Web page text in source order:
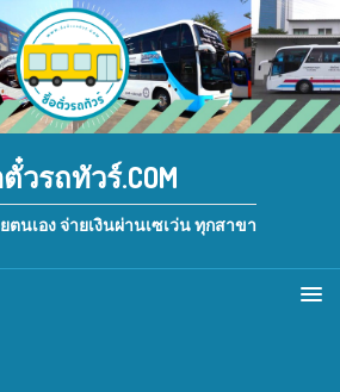
วรถทัวร์.COM
นเอง จ่ายเงินผ่านเซเว่น ทุกสาขา